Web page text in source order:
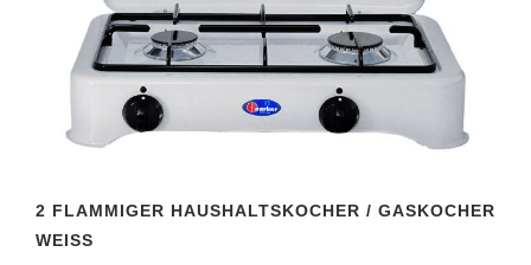
2 FLAMMIGER HAUSHALTSKOCHER / GASKOCHER
WEISS